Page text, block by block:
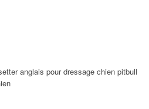
anglais pour dressage chien pitbull